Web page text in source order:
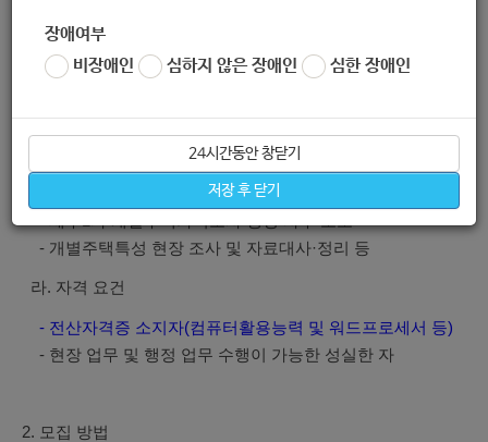
장애여부
비장애인
심하지 않은 장애인 심한 장애인
24시간동안 창닫기
저장 후 닫기
1. 모집 현황 및 자격
나. 인원 : 2명
다. 주요 업무 내용
- 개별주택특성 현장 조사 및 자료대사·정리 등
라. 자격 요건
- 전산자격증 소지자(컴퓨터활용능력 및 워드프로세서 등)
- 현장 업무 및 행정 업무 수행이 가능한 성실한 자
2. 모집 방법